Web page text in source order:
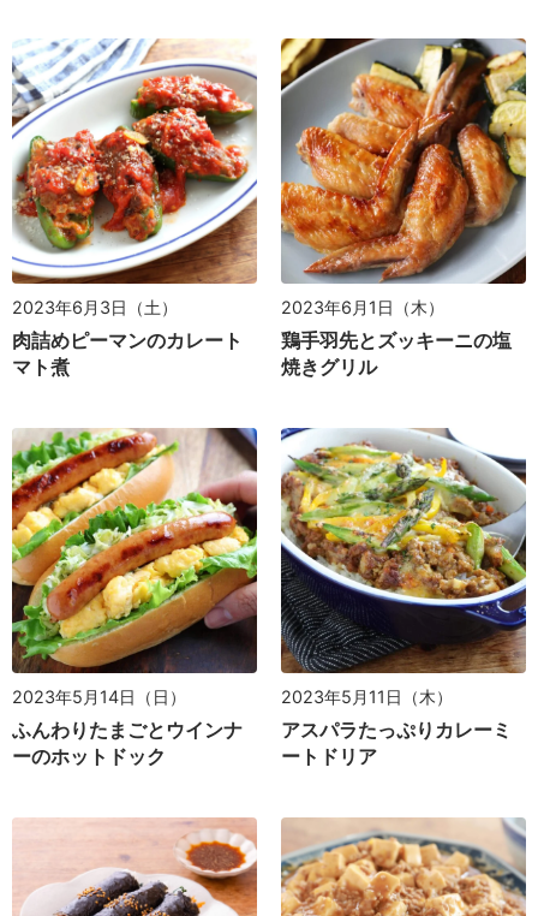
2023年6月3日（土）
肉詰めピーマンのカレート
マト煮
2023年6月1日（木）
鶏手羽先とズッキーニの塩
焼きグリル
2023年5月14日（日）
ふんわりたまごとウインナ
ーのホットドック
2023年5月11日（木）
アスパラたっぷりカレーミ
ートドリア